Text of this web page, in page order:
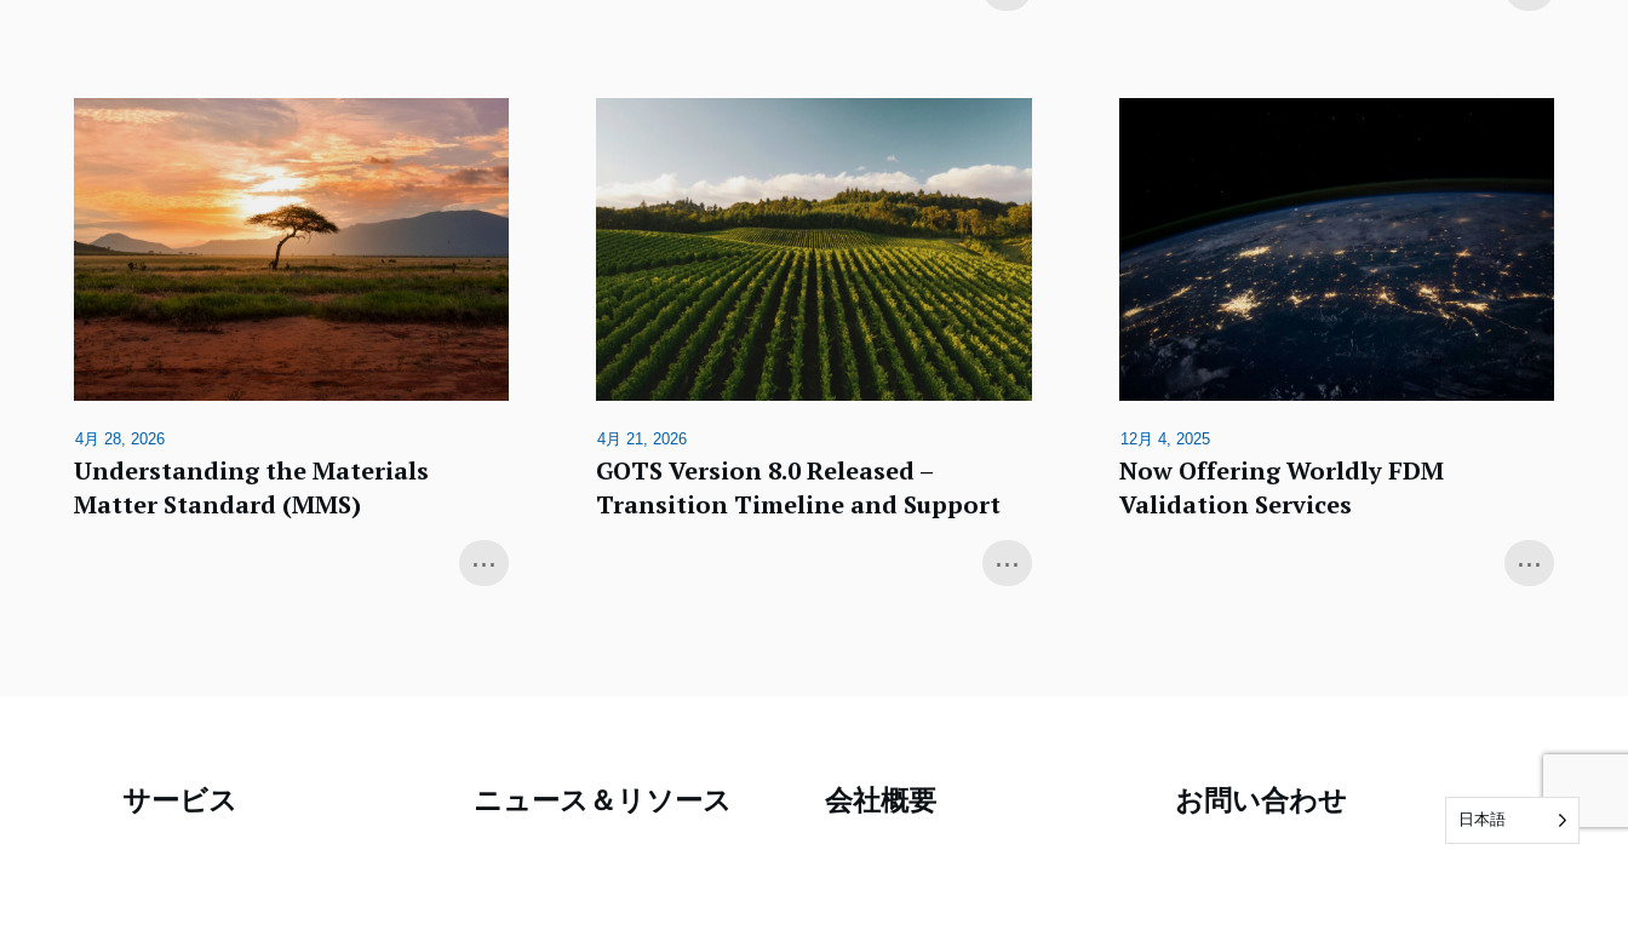
4月 28, 2026
Understanding the Materials
Matter Standard (MMS)
...
4月 21, 2026
GOTS Version 8.0 Released –
Transition Timeline and Support
...
12月 4, 2025
Now Offering Worldly FDM
Validation Services
...
サービス ニュース＆リソース 会社概要 お問い合わせ
日本語